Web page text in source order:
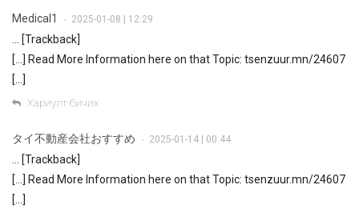
Medical1 • 2025-01-08 | 12:29
… [Trackback]
[…] Read More Information here on that Topic: tsenzuur.mn/24607
[…]
Хариулт бичих
タイ不動産会社おすすめ • 2025-01-14 | 00:44
… [Trackback]
[…] Read More Information here on that Topic: tsenzuur.mn/24607
[…]